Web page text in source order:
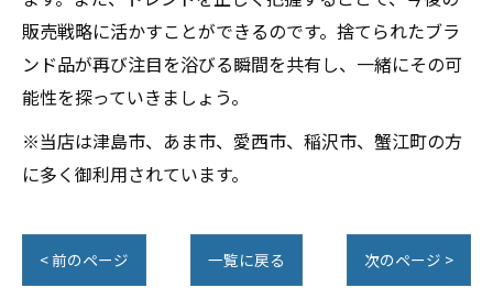
販売戦略に活かすことができるのです。捨てられたブラ
ンド品が再び注目を浴びる瞬間を共有し、一緒にその可
能性を探っていきましょう。
※当店は津島市、あま市、愛西市、稲沢市、蟹江町の方
に多く御利用されています。
< 前のページ 一覧に戻る 次のページ >